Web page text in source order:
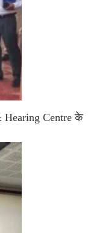
Hearing Centre के